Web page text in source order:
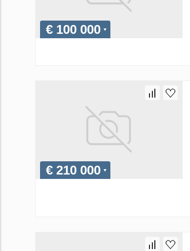
€ 100 000
€ 210 000